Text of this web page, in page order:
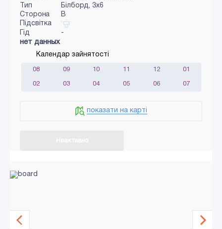
Тип
Білборд, 3х6
Сторона
B
Підсвітка
Гід
-
нет данных
Календар зайнятості
08 09 10 11 12 01
02 03 04 05 06 07
показати на карті